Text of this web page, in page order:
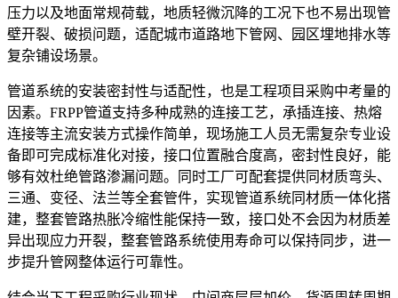
压力以及地面常规荷载，地质轻微沉降的工况下也不易出现管
壁开裂、破损问题，适配城市道路地下管网、园区埋地排水等
复杂铺设场景。
管道系统的安装密封性与适配性，也是工程项目采购中考量的
因素。FRPP管道支持多种成熟的连接工艺，承插连接、热熔
连接等主流安装方式操作简单，现场施工人员无需复杂专业设
备即可完成标准化对接，接口位置融合度高，密封性良好，能
够有效杜绝管路渗漏问题。同时工厂可配套提供同材质弯头、
三通、变径、法兰等全套管件，实现管道系统同材质一体化搭
建，整套管路热胀冷缩性能保持一致，接口处不会因为材质差
异出现应力开裂，整套管路系统使用寿命可以保持同步，进一
步提升管网整体运行可靠性。